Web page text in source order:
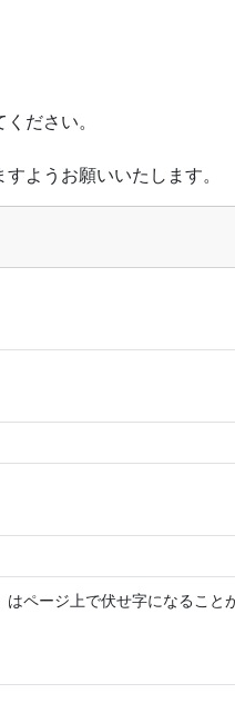
ださい。
ようお願いいたします。
ページ上で伏せ字になること